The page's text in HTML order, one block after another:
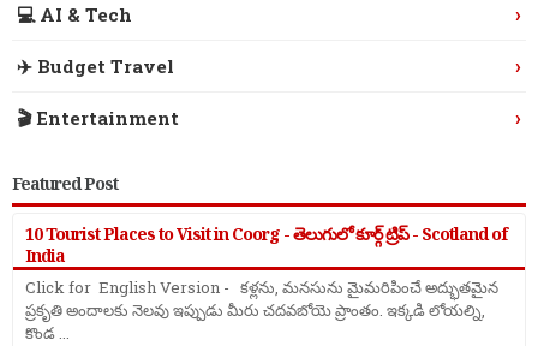
💻 AI & Tech ›
✈️ Budget Travel ›
🎬 Entertainment ›
Featured Post
10 Tourist Places to Visit in Coorg - తెలుగులో కూర్గ్ ట్రిప్ - Scotland of
India
Click for English Version - కళ్లను, మనసును మైమరిపించే అద్భుతమైన
ప్రకృతి అందాలకు నెలవు ఇప్పుడు మీరు చదవబోయె ప్రాంతం. ఇక్కడి లోయల్ని,
కొండ ...